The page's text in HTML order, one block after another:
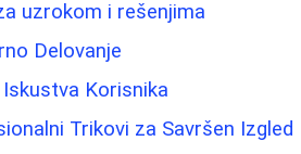
uzrokom i rešenjima
Delovanje
Korisnika
Trikovi za Savršen Izgled